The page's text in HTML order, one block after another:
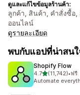
ดูและแก้ไขข้อมูลร้านค้า:
ลูกค้า, สินค้า, คำสั่งซื้อ,
ออนไลน์
ดูรายละเอียด
พบกับแอปที่น่าสนใ
Shopify Flow
4.7เต็ม 5 ดาว
(11,742)
ทั้งหมด 11742 รีวิว
•ฟรี
Automate